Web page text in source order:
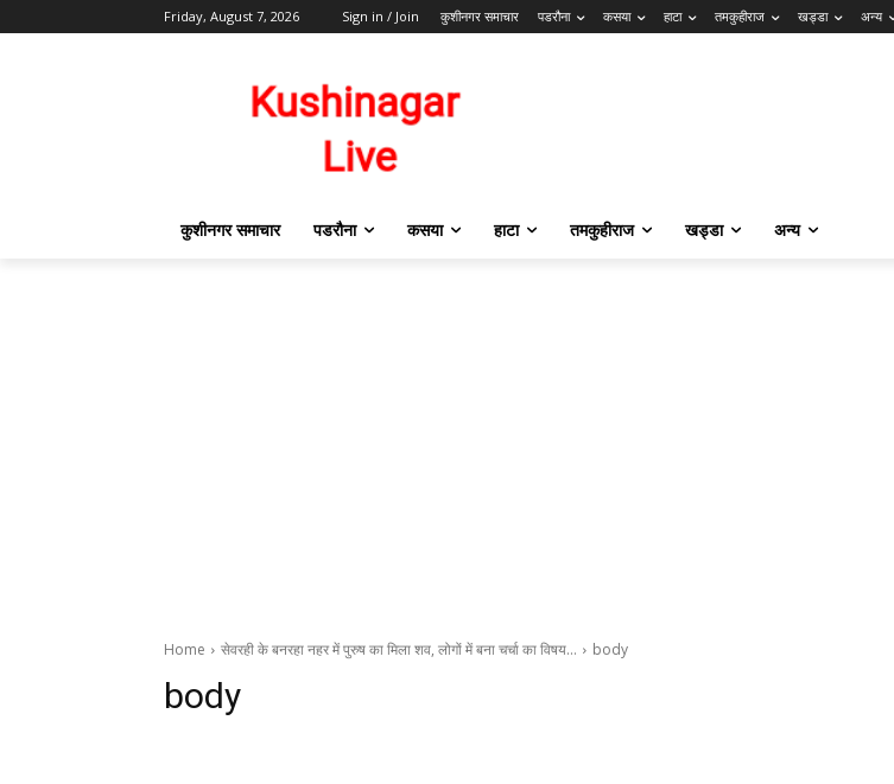
Friday, August 7, 2026 Sign in / Join कुशीनगर समाचार पडरौना कसया हाटा तमकुहीराज खड्डा अन्य
कुशीनगर समाचार पडरौना कसया हाटा तमकुहीराज खड्डा अन्य
Home सेवरही के बनरहा नहर में पुरुष का मिला शव, लोगों में बना चर्चा का विषय… body
body